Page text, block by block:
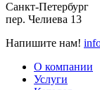
Санкт-Петербург
пер. Челиева 13
Напишите нам!
О компании
Услуги